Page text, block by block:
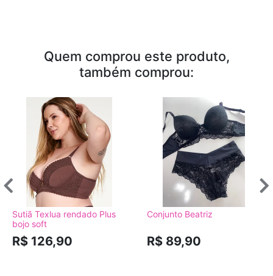
Quem comprou este produto,
também comprou:
Sutiã Texlua rendado Plus
bojo soft
R$ 126,90
Conjunto Beatriz
R$ 89,90